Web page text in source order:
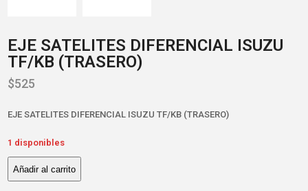
EJE SATELITES DIFERENCIAL ISUZU
TF/KB (TRASERO)
$525
EJE SATELITES DIFERENCIAL ISUZU TF/KB (TRASERO)
1 disponibles
EJE
Añadir al carrito